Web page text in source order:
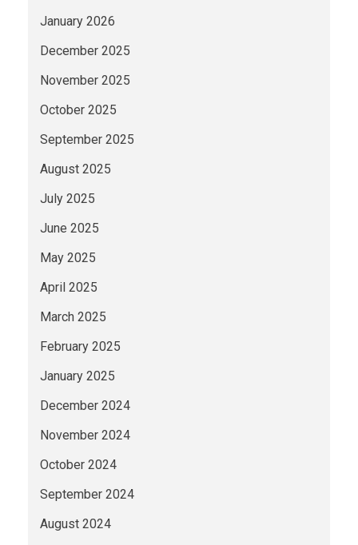
January 2026
December 2025
November 2025
October 2025
September 2025
August 2025
July 2025
June 2025
May 2025
April 2025
March 2025
February 2025
January 2025
December 2024
November 2024
October 2024
September 2024
August 2024